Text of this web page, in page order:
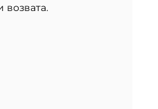
возвата.